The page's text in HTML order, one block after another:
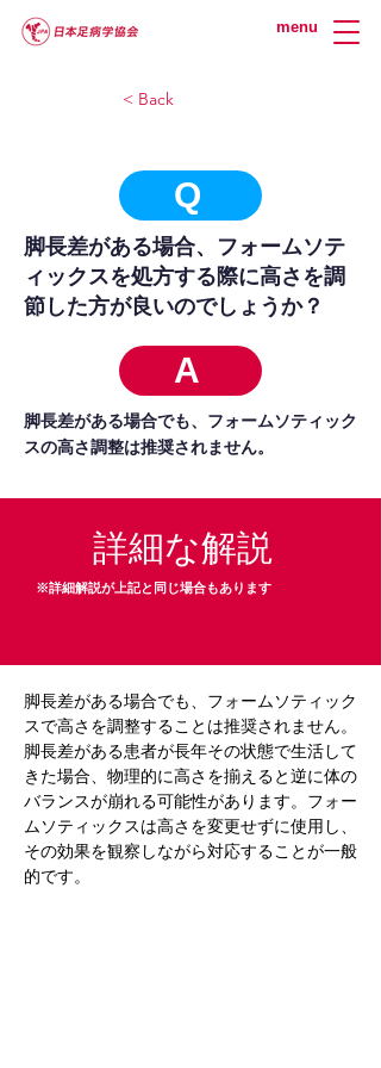
menu
< Back
Q
脚長差がある場合、フォームソテ
ィックスを処方する際に高さを調
節した方が良いのでしょうか？
A
脚長差がある場合でも、フォームソティック
スの高さ調整は推奨されません。
詳細な解説
※詳細解説が上記と同じ場合もあります
脚長差がある場合でも、フォームソティック
スで高さを調整することは推奨されません。
脚長差がある患者が長年その状態で生活して
きた場合、物理的に高さを揃えると逆に体の
バランスが崩れる可能性があります。フォー
ムソティックスは高さを変更せずに使用し、
その効果を観察しながら対応することが一般
的です。